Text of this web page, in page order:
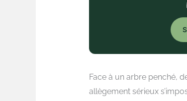
Face à un arbre penché,
allègement sérieux